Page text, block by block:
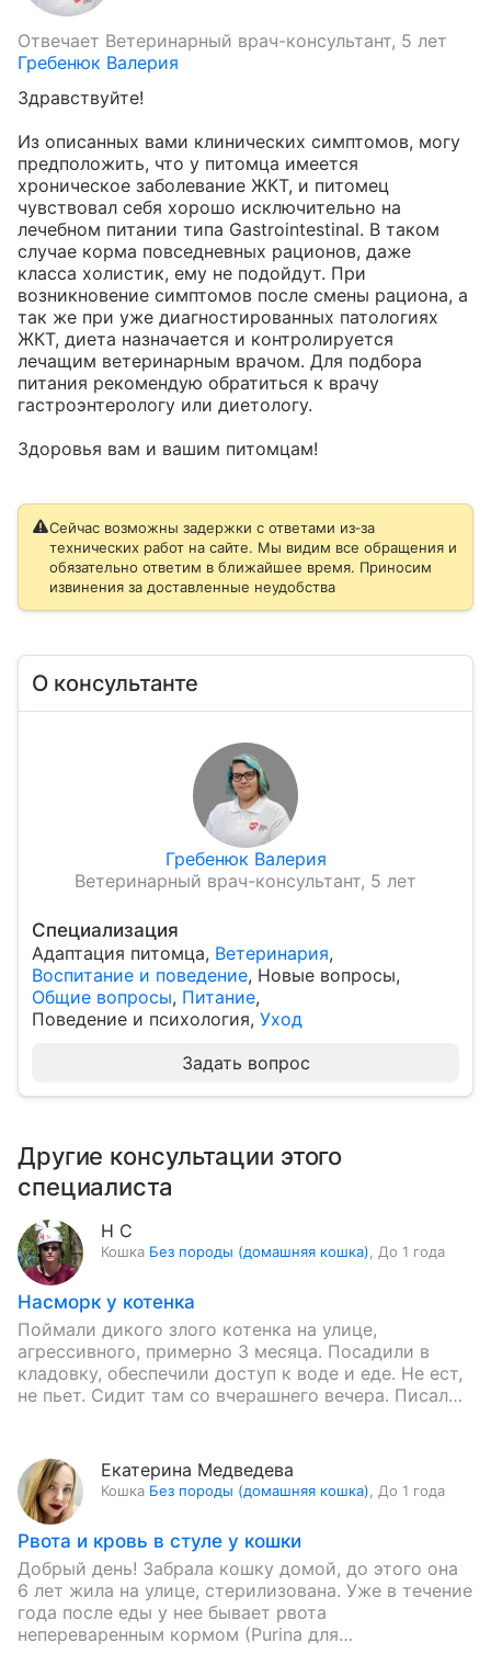
Отвечает Ветеринарный врач-консультант, 5 лет
Гребенюк Валерия
Здравствуйте!
Из описанных вами клинических симптомов, могу
предположить, что у питомца имеется
хроническое заболевание ЖКТ, и питомец
чувствовал себя хорошо исключительно на
лечебном питании типа Gastrointestinal. В таком
случае корма повседневных рационов, даже
класса холистик, ему не подойдут. При
возникновение симптомов после смены рациона, а
так же при уже диагностированных патологиях
ЖКТ, диета назначается и контролируется
лечащим ветеринарным врачом. Для подбора
питания рекомендую обратиться к врачу
гастроэнтерологу или диетологу.
Здоровья вам и вашим питомцам!
Сейчас возможны задержки с ответами из‑за
технических работ на сайте. Мы видим все обращения и
обязательно ответим в ближайшее время. Приносим
извинения за доставленные неудобства
О консультанте
Гребенюк Валерия
Ветеринарный врач-консультант, 5 лет
Специализация
Адаптация питомца, Ветеринария,
Воспитание и поведение, Новые вопросы,
Общие вопросы, Питание,
Поведение и психология, Уход
Задать вопрос
Другие консультации этого
специалиста
Н С
Кошка Без породы (домашняя кошка) До 1 года
Насморк у котенка
Поймали дикого злого котенка на улице,
агрессивного, примерно 3 месяца. Посадили в
кладовку, обеспечили доступ к воде и еде. Не ест,
не пьет. Сидит там со вчерашнего вечера. Писал
Екатерина Медведева
Кошка Без породы (домашняя кошка) До 1 года
Рвота и кровь в стуле у кошки
Добрый день! Забрала кошку домой, до этого она
6 лет жила на улице, стерилизована. Уже в течение
года после еды у нее бывает рвота
непереваренным кормом (Purina для